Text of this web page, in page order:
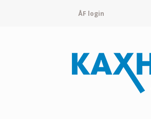
ÅF login